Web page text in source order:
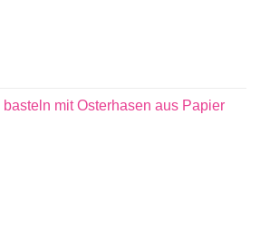
mit Osterhasen aus Papier